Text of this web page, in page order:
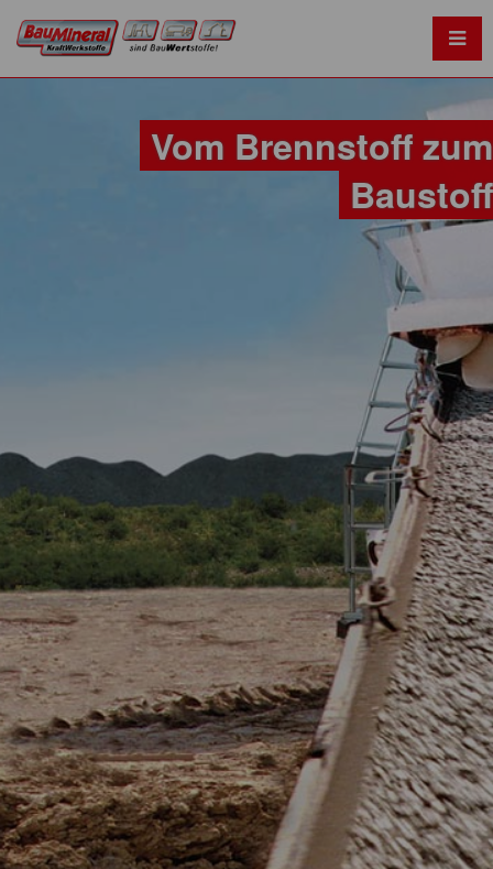
Vom Brennstoff zum
Baustoff